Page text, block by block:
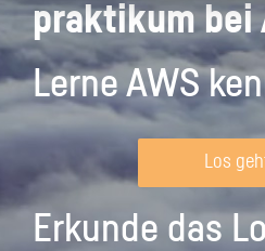
praktikum bei
Lerne AWS
Los
Erkunde das